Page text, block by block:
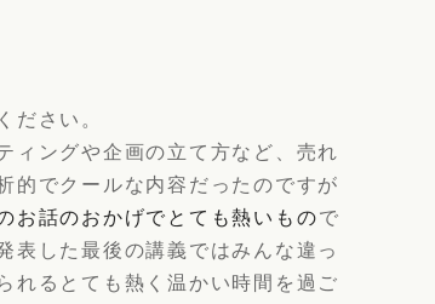
ださい。
ィングや企画の立て方など、売れ
的でクールな内容だったのですが
お話のおかげでとても熱いもので
表した最後の講義ではみんな違っ
れるとても熱く温かい時間を過ご